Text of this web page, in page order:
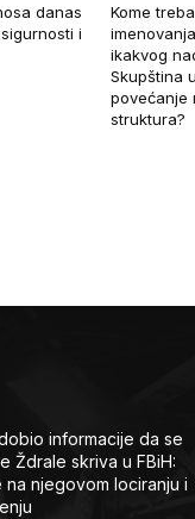
danas
i
Kome
ikakvog
Skupština
povećanje
struktura?
informacije da se
Ždrale skriva u FBiH:
na njegovom lociranju i